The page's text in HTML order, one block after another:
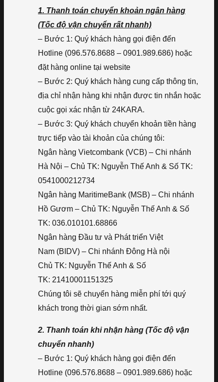
1. Thanh toán chuyển khoản ngân hàng
(Tốc độ vận chuyển rất nhanh)
– Bước 1: Quý khách hàng gọi điện đến
Hotline (096.576.8688 – 0901.989.686) hoặc
đặt hàng online tại website
– Bước 2: Quý khách hàng cung cấp thông tin,
địa chỉ nhận hàng khi nhận được tin nhắn hoặc
cuộc gọi xác nhận từ 24KARA.
– Bước 3: Quý khách chuyển khoản tiền hàng
trực tiếp vào tài khoản của chúng tôi:
Ngân hàng Vietcombank (VCB) – Chi nhánh
Hà Nội – Chủ TK: Nguyễn Thế Anh & Số TK:
0541000212734
Ngân hàng MaritimeBank (MSB) – Chi nhánh
Hồ Gươm – Chủ TK: Nguyễn Thế Anh & Số
TK: 036.010101.68866
Ngân hàng Đầu tư và Phát triển Việt
Nam (BIDV) – Chi nhánh Đông Hà nội
Chủ TK: Nguyễn Thế Anh & Số
TK: 21410001151325
Chúng tôi sẽ chuyển hàng miễn phí tới quý
khách trong thời gian sớm nhất.
2. Thanh toán khi nhận hàng (Tốc độ vận
chuyển nhanh)
– Bước 1: Quý khách hàng gọi điện đến
Hotline (096.576.8688 – 0901.989.686) hoặc